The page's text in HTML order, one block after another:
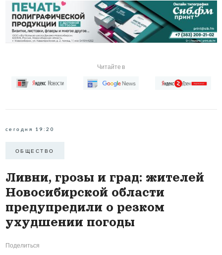
Читайте в
сегодня 19:20
ОБЩЕСТВО
Ливни, грозы и град: жителей
Новосибирской области
предупредили о резком
ухудшении погоды
Поделиться